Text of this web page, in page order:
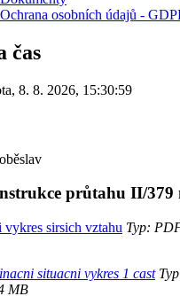
Ochrana osobních údajů -
čas
, 8. 8. 2026, 15:30:59
průtahu II/379
vykres sirsich vztahu Typ:
situacni vykres 1 cast
MB